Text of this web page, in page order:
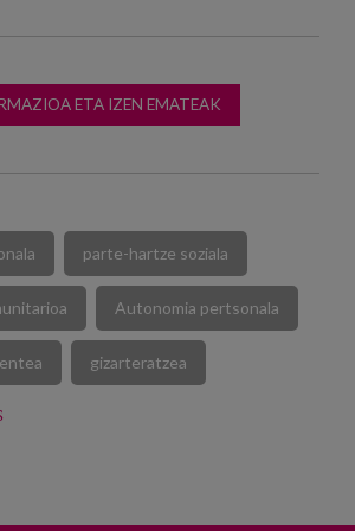
ETA IZEN EMATEAK
parte-hartze soziala
Autonomia pertsonala
gizarteratzea